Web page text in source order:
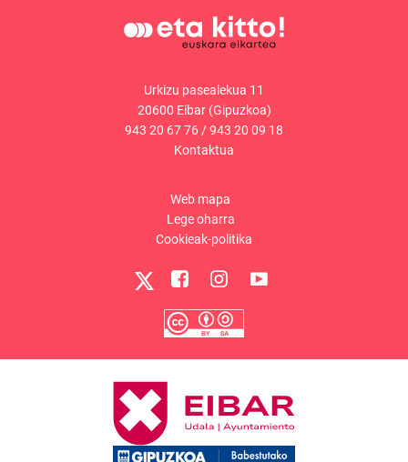
Urkizu pasealekua 11
20600 Eibar (Gipuzkoa)
943 20 67 76/943 20 09 18
Kontaktua
Web mapa
Lege oharra
Cookieak-politika